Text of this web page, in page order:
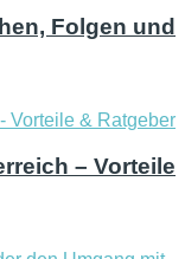
Folgen und
– Vorteile